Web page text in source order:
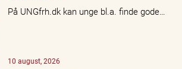
På UNGfrh.dk kan unge bl.a. finde gode…
10 august, 2026